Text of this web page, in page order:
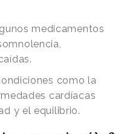
medicamentos
como la
cardíacas
y el equilibrio.